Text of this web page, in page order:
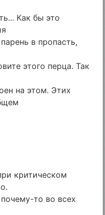
Как бы это
в пропасть,
этого перца. Так
на этом. Этих
критическом
то во всех